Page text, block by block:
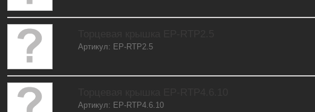
Артикул: EP-RTP2.5
Артикул: EP-RTP4.6.10